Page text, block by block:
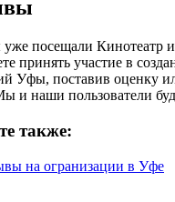
посещали Кинотеатр
принять участие в
Уфы, поставив оценку
и наши пользователи
также:
на огранизации в Уфе